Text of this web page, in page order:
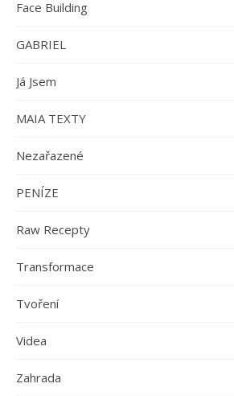
Face Building
GABRIEL
Já Jsem
MAIA TEXTY
Nezařazené
PENÍZE
Raw Recepty
Transformace
Tvoření
Videa
Zahrada